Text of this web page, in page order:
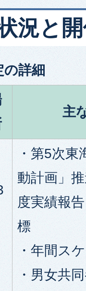
況と
の詳細
主
・第5次
動計画」
度実績報
標
・年間ス
・男女共